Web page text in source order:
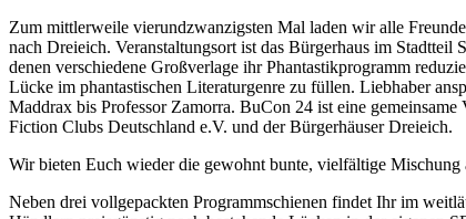
Zum mittlerweile vierundzwanzigsten Mal laden wir alle
nach Dreieich. Veranstaltungsort ist das Bürgerhaus im
denen verschiedene Großverlage ihr Phantastikprogramm
Lücke im phantastischen Literaturgenre zu füllen. Liebhaber
Maddrax bis Professor Zamorra. BuCon 24 ist eine
Fiction Clubs Deutschland e.V. und der Bürgerhäuser Dreieich.
Wir bieten Euch wieder die gewohnt bunte, vielfältige Mischung
Neben drei vollgepackten Programmschienen findet Ihr im